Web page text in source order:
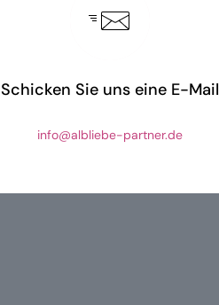
Schicken Sie uns eine E-Mail
info@albliebe-partner.de